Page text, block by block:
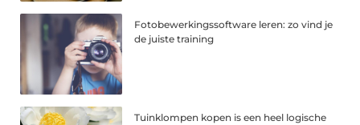
Fotobewerkingssoftware leren: zo vind je
de juiste training
Tuinklompen kopen is een heel logische